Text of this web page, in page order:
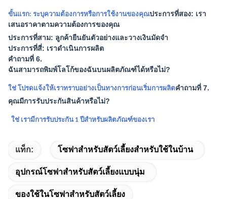
ขั้นแรก: ระบุความต้องการหรือการใช้งานของคุณประการที่สอง: เรา
เสนอราคาตามความต้องการของคุณ
ประการที่สาม: ลูกค้ายืนยันตัวอย่างและวางเงินมัดจำ
ประการที่สี่: เราดำเนินการผลิต
คำถามที่ 6.
ฉันสามารถพิมพ์โลโก้ของฉันบนผลิตภัณฑ์ได้หรือไม่?
ใช่ โปรดแจ้งให้เราทราบอย่างเป็นทางการก่อนเริ่มการผลิตคำถามที่ 7.
คุณมีการรับประกันสินค้าหรือไม่?
ใช่ เรามีการรับประกัน 1 ปีสำหรับผลิตภัณฑ์ของเรา
แท็ก: โซฟาสำหรับสัตว์เลี้ยงสำหรับใช้ในบ้าน
อุปกรณ์โซฟาสำหรับสัตว์เลี้ยงแบบนุ่ม
ของใช้ในโซฟาสําหรับสัตว์เลี้ยง